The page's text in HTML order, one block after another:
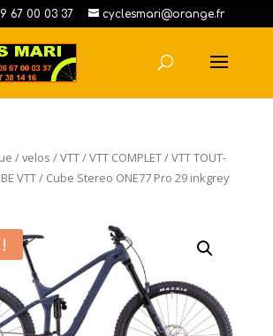
67 00 03 37 cyclesmari@orange.fr
/velos /VTT/VTT COMPLET/VTT TOUT-
VTT/ Cube Stereo ONE77 Pro 29 inkgrey